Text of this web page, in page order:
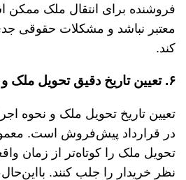
فروشنده برای انتقال ملک ممکن
معتبر نباشد و مشکلات حقوقی
کند.
۶. تعیین تاریخ دقیق تحویل ملک و ضمانت اجرا
تعیین تاریخ تحویل ملک و نحوه
در قرارداد پیش‌فروش است.
تحویل ملک را کوتاه‌تر از زمان
نظر خریدار را جلب کنند.